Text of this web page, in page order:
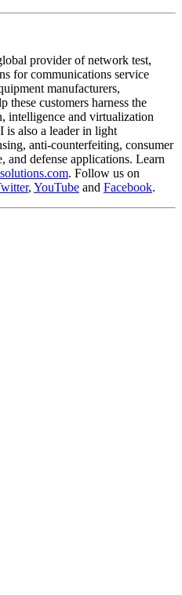
provider of network test,
for communications service
manufacturers,
these customers harness the
intelligence and virtualization
also a leader in light
anti-counterfeiting, consumer
and defense applications. Learn
. Follow us on
, YouTube and Facebook.